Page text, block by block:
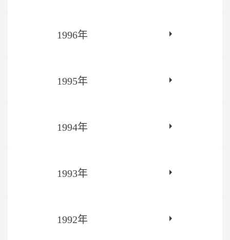
1996年
1995年
1994年
1993年
1992年